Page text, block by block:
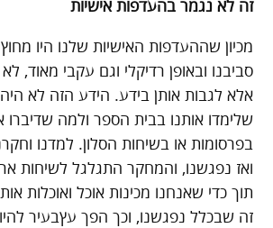
זה לא נגמר בהעדפות אישיות
מכיון שההעדפות האישיות שלנו היו
סביבנו ובאופן רדיקלי וגם עקבי מאוד,
אלא לגבות אותן בידע. הידע הזה לא
שלימדו אותנו בבית הספר ולמה שדיברו
בפרסומות או בשיחות הסלון. למדנו
ואז נפגשנו, והמחקר התגלגל לשיחות
תוך כדי שאנחנו מכינות אוכל ואוכלות
זה שבכלל נפגשנו, וכך הפך עץבעיר